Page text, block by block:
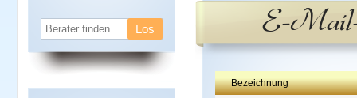
E-Mail-
Bezeichnung